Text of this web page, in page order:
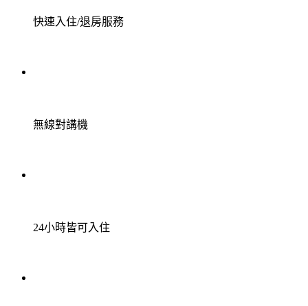
快速入住/退房服務
無線對講機
24小時皆可入住